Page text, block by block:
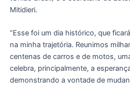
Mitidieri.
“Esse foi um dia histórico, que
na minha trajetória. Reunimos
centenas de carros e de motos,
celebra, principalmente, a
demonstrando a vontade de